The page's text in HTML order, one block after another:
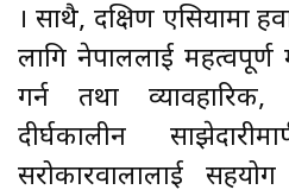
। साथै, दक्षिण एसियामा
लागि नेपाललाई
गर्न तथा
दीर्घकालीन
सरोकारवालालाई